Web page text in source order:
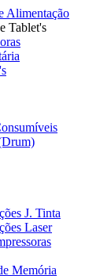
Alimentação
Tablet's
J. Tinta
Laser
Memória